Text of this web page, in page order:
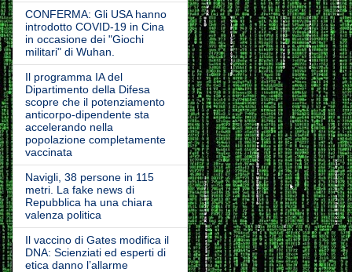
CONFERMA: Gli USA hanno
introdotto COVID-19 in Cina
in occasione dei "Giochi
militari" di Wuhan.
Il programma IA del
Dipartimento della Difesa
scopre che il potenziamento
anticorpo-dipendente sta
accelerando nella
popolazione completamente
vaccinata
Navigli, 38 persone in 115
metri. La fake news di
Repubblica ha una chiara
valenza politica
Il vaccino di Gates modifica il
DNA: Scienziati ed esperti di
etica danno l’allarme